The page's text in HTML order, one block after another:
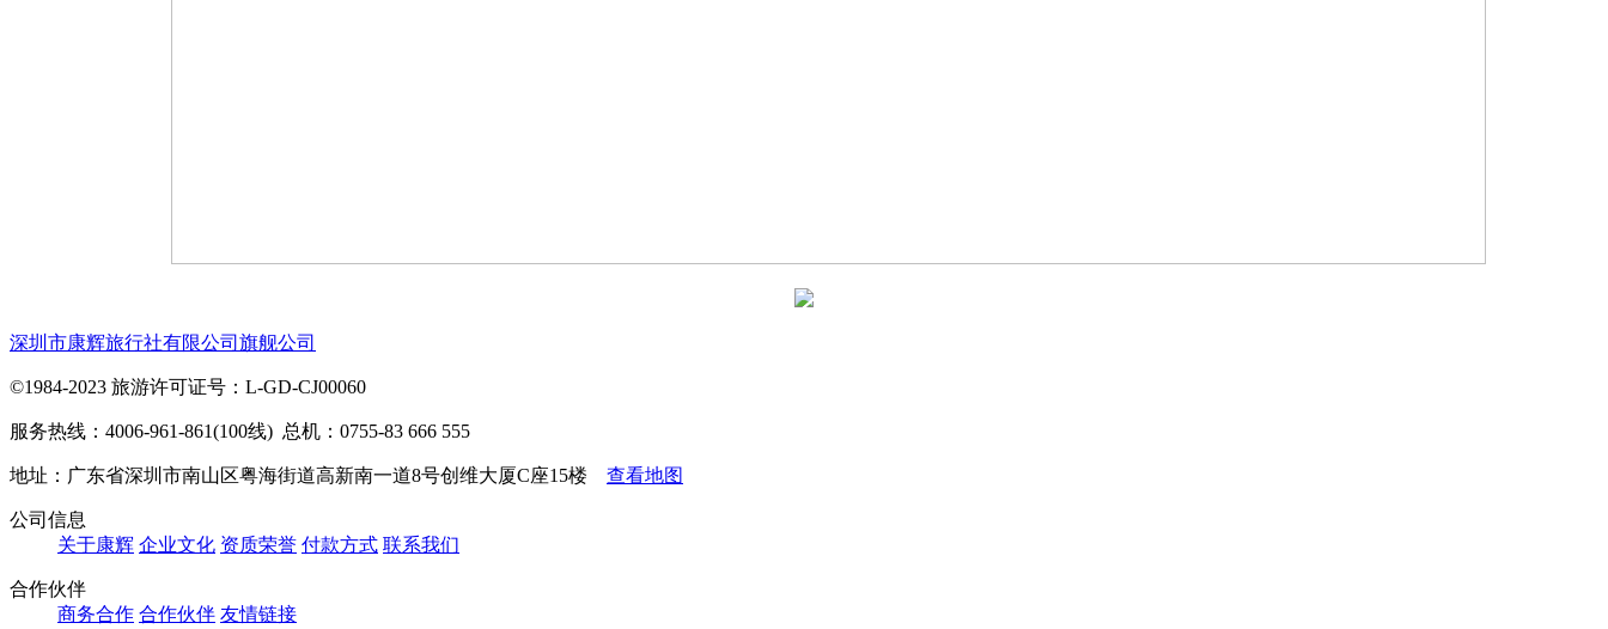
深圳市康辉旅行社有限公司旗舰公司
©1984-2023 旅游许可证号：L-GD-CJ00060
服务热线：4006-961-861(100线) 总机：0755-83 666 555
地址：广东省深圳市南山区粤海街道高新南一道8号创维大厦C座15楼 查看地图
公司信息
关于康辉 企业文化 资质荣誉 付款方式 联系我们
合作伙伴
商务合作 合作伙伴 友情链接